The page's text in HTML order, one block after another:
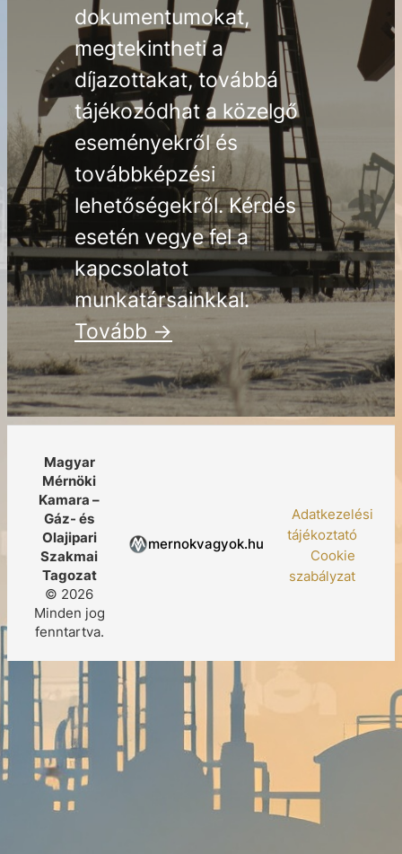
dokumentumokat,
megtekintheti a
díjazottakat, továbbá
tájékozódhat a közelgő
eseményekről és
továbbképzési
lehetőségekről. Kérdés
esetén vegye fel a
kapcsolatot
munkatársainkkal.
Tovább ->
Magyar
Mérnöki
Kamara –
Gáz- és
Olajipari
Szakmai
Tagozat
© 2026
Minden jog
fenntartva.
mernokvagyok.hu
Adatkezelési
tájékoztató
Cookie
szabályzat